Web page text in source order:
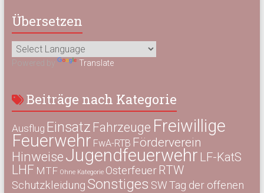
Übersetzen
Powered by Translate
Beiträge nach Kategorie
Ausflug Einsatz Fahrzeuge Freiwillige
Feuerwehr FwA-RTB Förderverein
HinweiseJugendfeuerwehr LF-KatS
LHF MTF Ohne Kategorie Osterfeuer RTW
SchutzkleidungSonstiges SWTag der offenen